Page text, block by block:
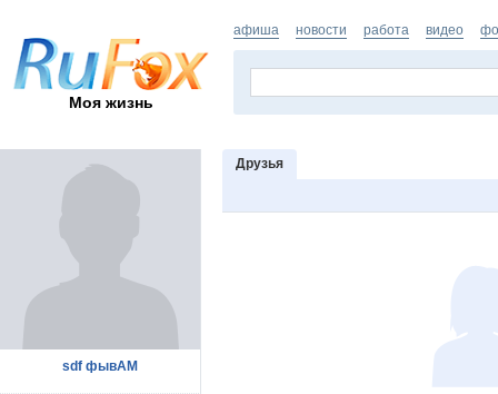
Моя жизнь
афиша новости работа видео
Друзья
sdf фывАМ